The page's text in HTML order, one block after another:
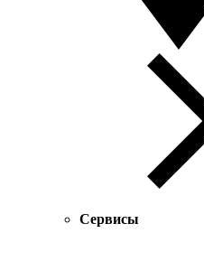
Сервисы